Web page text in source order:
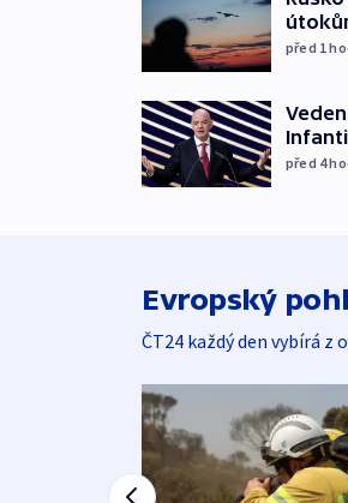
před 1
před 4
Evropský
ČT24 každý den vybírá